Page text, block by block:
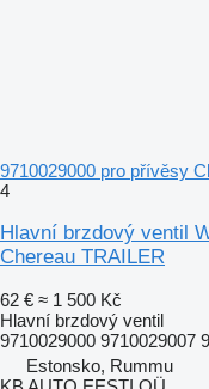
9710029000 pro přívěsy
4
Hlavní brzdový ventil
Chereau TRAILER
62 € ≈ 1 500 Kč
Hlavní brzdový ventil
9710029000 9710029007
Estonsko, Rummu